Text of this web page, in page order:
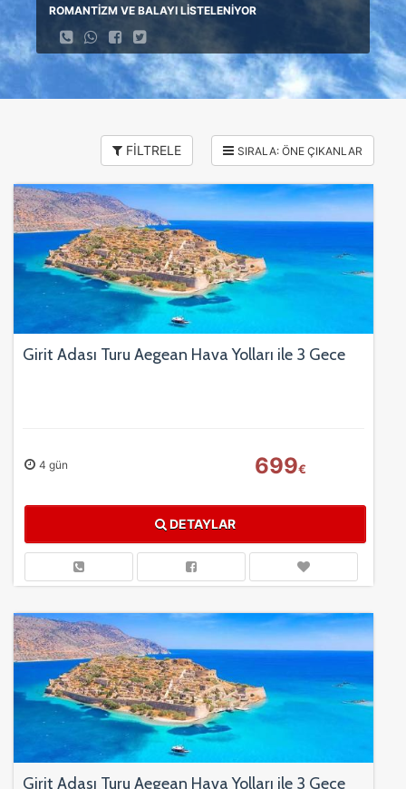
ROMANTİZM VE BALAYI LİSTELENİYOR
FİLTRELE
Girit Adası Turu Aegean Hava Yolları ile 3 Gece
4 gün 699€
DETAYLAR
Girit Adası Turu Aegean Hava Yolları ile 3 Gece